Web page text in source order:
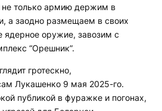
только армию держим в
а заодно размещаем в своих
ядерное оружие, завозим с
“Орешник”.
гротескно,
Лукашенко 9 мая 2025-го.
публикой в фуражке и погонах,